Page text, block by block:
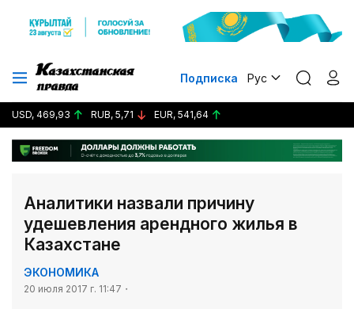
Подписка Рус
USD, 469,93 RUB, 5,71 EUR, 541,64
Аналитики назвали причину
удешевления арендного жилья в
Казахстане
ЭКОНОМИКА
20 июля 2017 г. 11:47